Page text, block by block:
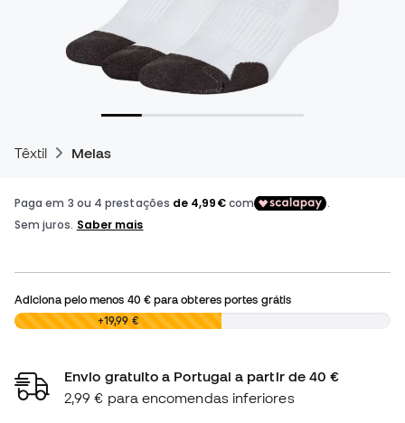
Têxtil Meias
Adiciona pelo menos 40 €para obteres portes grátis
0,00 € +19,99 €
Envio gratuito a Portugal a partir de 40 €
2,99 € para encomendas inferiores